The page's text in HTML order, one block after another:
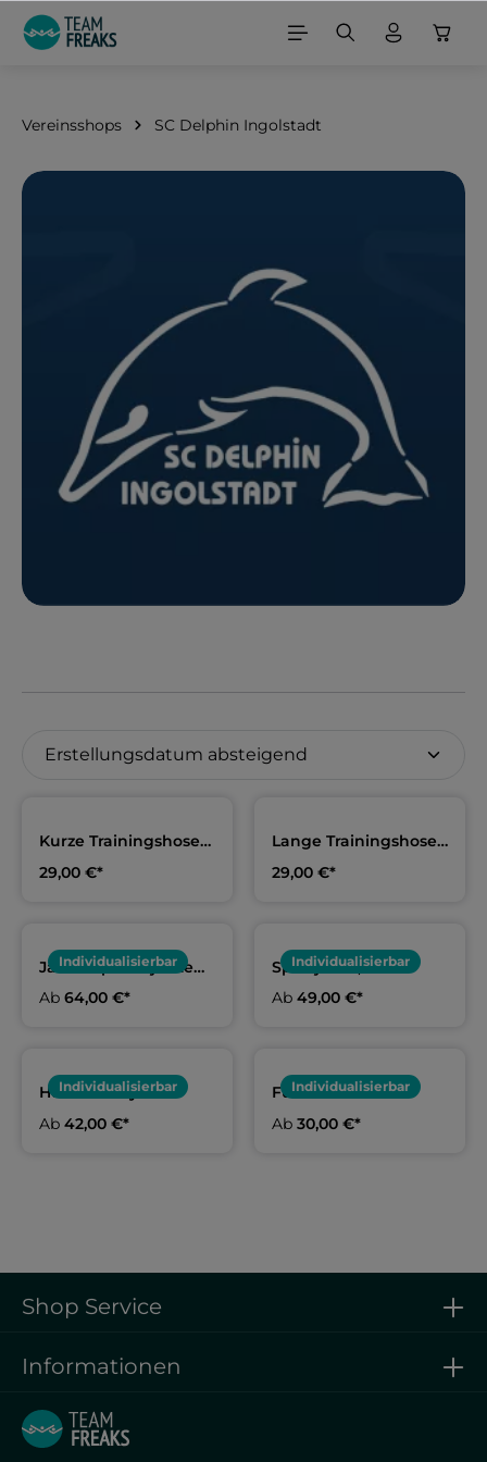
springen
Vereinsshops SC Delphin Ingolstadt
Kurze Trainingshose
Kids | SC Delphin
29,00 €*
Lange Trainingshose
Ingolstadt
29,00 €*
Individualisierbar
Jako Kapuzenjacke
SC Delphin Ingolstadt
Ab 64,00 €*
Individualisierbar
Sportjacke,
| SC Delphin
Ab 49,00 €*
Individualisierbar
Hoodie navy
| SC Delphin
Ab 42,00 €*
Individualisierbar
Funktionsshirt
| SC Delphin
Ab 30,00 €*
Shop Service
Informationen